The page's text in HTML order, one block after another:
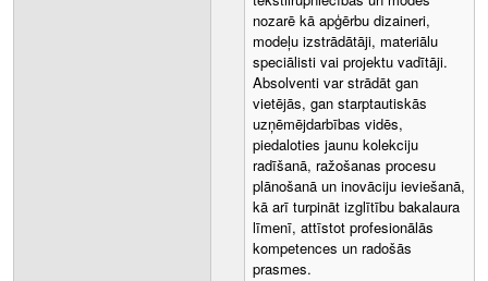
nozarē kā apģērbu dizaineri,
modeļu izstrādātāji, materiālu
speciālisti vai projektu vadītāji.
Absolventi var strādāt gan
vietējās, gan starptautiskās
uzņēmējdarbības vidēs,
piedaloties jaunu kolekciju
radīšanā, ražošanas procesu
plānošanā un inovāciju ieviešanā,
kā arī turpināt izglītību bakalaura
līmenī, attīstot profesionālās
kompetences un radošās
prasmes.